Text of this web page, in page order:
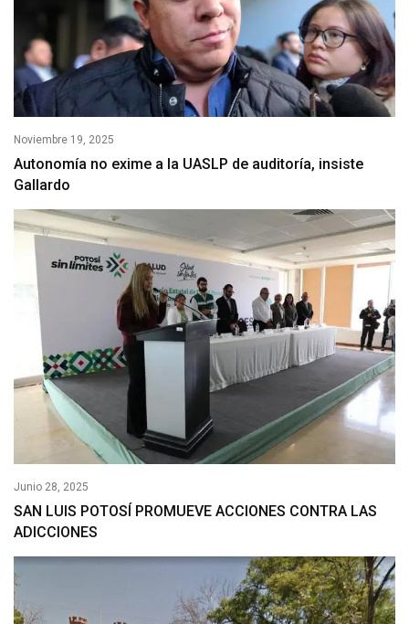
Noviembre 19, 2025
Autonomía no exime a la UASLP de auditoría, insiste
Gallardo
Junio 28, 2025
SAN LUIS POTOSÍ PROMUEVE ACCIONES CONTRA LAS
ADICCIONES